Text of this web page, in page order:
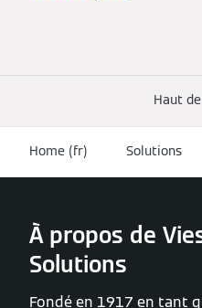
Haut
Home (fr) Solutions
À propos de
Solutions
Fondé en 1917 en tant